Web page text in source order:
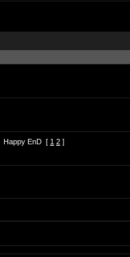
Happy EnD [ 1 2 ]